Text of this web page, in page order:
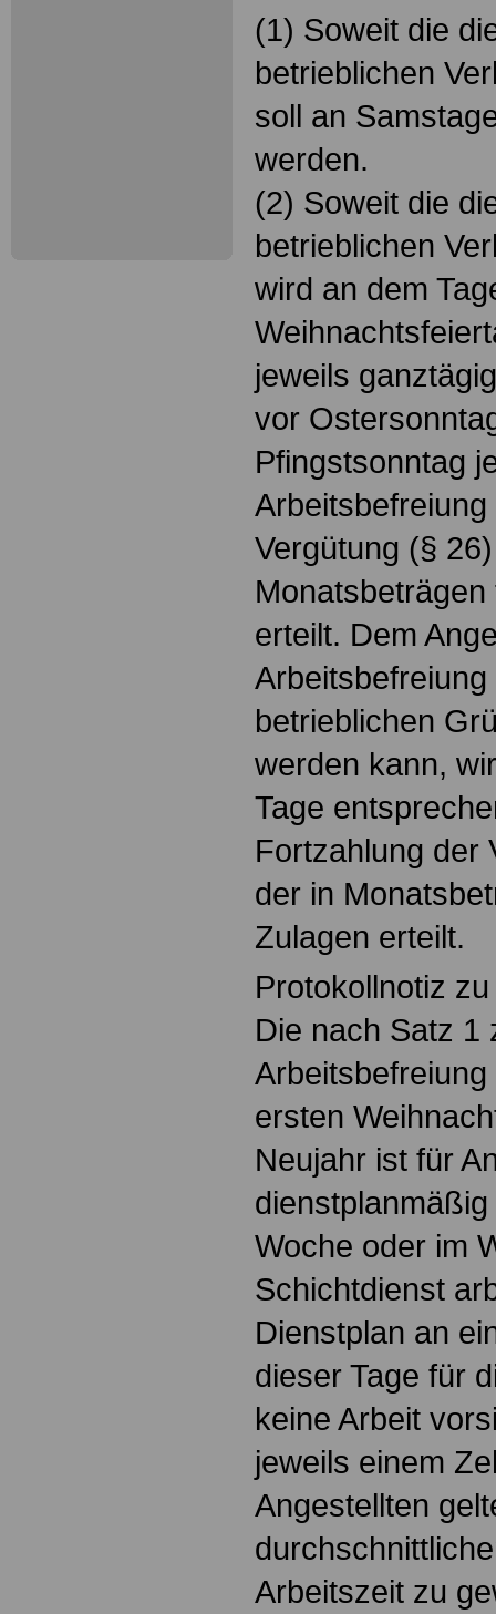
(1) Soweit die
betrieblichen
soll an
werden.
(2) Soweit die
betrieblichen
wird an dem
jeweils
vor
Pfingstsonntag
Vergütung (§
erteilt. Dem
betrieblichen
werden kann,
Tage
Fortzahlung der
der in
Zulagen erteilt.
Protokollnotiz
Die nach Satz 1
ersten
Neujahr ist für
Woche oder im
Schichtdienst
Dienstplan an
dieser Tage für
keine Arbeit
jeweils einem
Angestellten
Arbeitszeit zu